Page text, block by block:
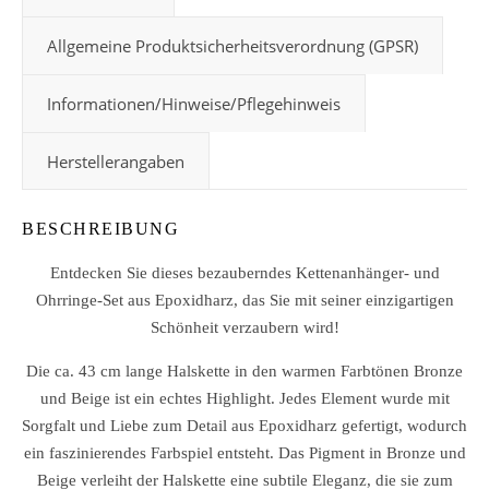
Allgemeine Produktsicherheitsverordnung (GPSR)
Informationen/Hinweise/Pflegehinweis
Herstellerangaben
BESCHREIBUNG
Entdecken Sie dieses bezauberndes Kettenanhänger- und
Ohrringe-Set aus Epoxidharz, das Sie mit seiner einzigartigen
Schönheit verzaubern wird!
Die ca. 43 cm lange Halskette in den warmen Farbtönen Bronze
und Beige ist ein echtes Highlight. Jedes Element wurde mit
Sorgfalt und Liebe zum Detail aus Epoxidharz gefertigt, wodurch
ein faszinierendes Farbspiel entsteht. Das Pigment in Bronze und
Beige verleiht der Halskette eine subtile Eleganz, die sie zum